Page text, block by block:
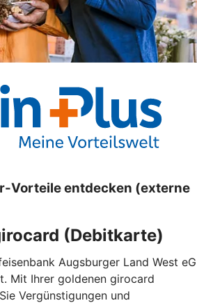
Vorteile entdecken (externe
(Debitkarte)
Augsburger Land West eG
Mit Ihrer goldenen girocard
Vergünstigungen und